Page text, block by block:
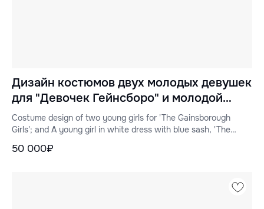
Дизайн костюмов двух молодых девушек
для "Девочек Гейнсборо" и молодой
девушки в белом платье с голубым
поясом для "Девочек Гейнсборо"
Costume design of two young girls for 'The Gainsborough
Girls'; and A young girl in white dress with blue sash, 'The
50 000₽